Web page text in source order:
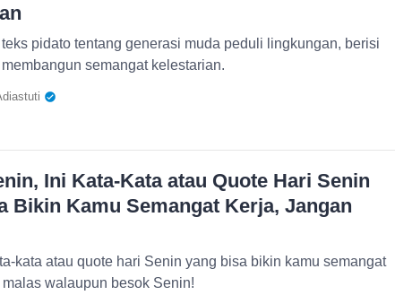
teks pidato tentang generasi muda peduli lingkungan, berisi
semangat kelestarian.
Ini Kata-Kata atau Quote Hari Senin
Bikin Kamu Semangat Kerja, Jangan
kata atau quote hari Senin yang bisa bikin kamu semangat
walaupun besok Senin!